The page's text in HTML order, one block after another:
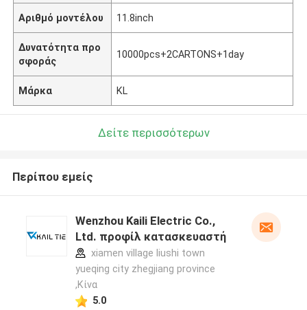
Αριθμό μοντέλου 11.8inch
Δυνατότητα προ
σφοράς
10000pcs+2CARTONS+1day
Μάρκα KL
Δείτε περισσότερων
Περίπου εμείς
Wenzhou Kaili Electric Co.,
Ltd. προφίλ κατασκευαστή
xiamen village liushi town
yueqing city zhegjiang province
,Κίνα
5.0